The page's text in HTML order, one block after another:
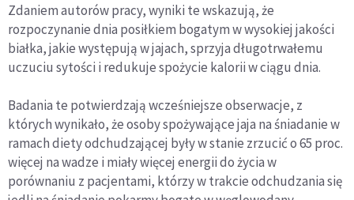
Zdaniem autorów pracy, wyniki te wskazują, że
rozpoczynanie dnia posiłkiem bogatym w wysokiej jakości
białka, jakie występują w jajach, sprzyja długotrwałemu
uczuciu sytości i redukuje spożycie kalorii w ciągu dnia.
Badania te potwierdzają wcześniejsze obserwacje, z
których wynikało, że osoby spożywające jaja na śniadanie w
ramach diety odchudzającej były w stanie zrzucić o 65 proc.
więcej na wadze i miały więcej energii do życia w
porównaniu z pacjentami, którzy w trakcie odchudzania się